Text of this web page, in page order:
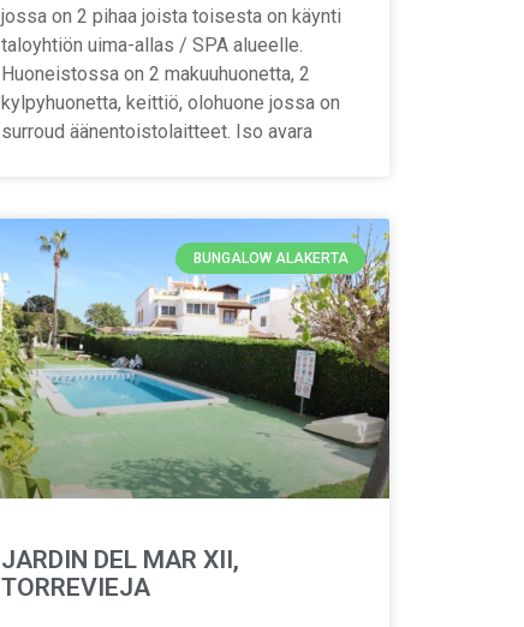
jossa on 2 pihaa joista toisesta on käynti
taloyhtiön uima-allas / SPA alueelle.
Huoneistossa on 2 makuuhuonetta, 2
kylpyhuonetta, keittiö, olohuone jossa on
surroud äänentoistolaitteet. Iso avara
BUNGALOW ALAKERTA
JARDIN DEL MAR XII,
TORREVIEJA